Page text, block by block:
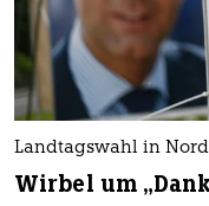
Landtagswahl in
Wirbel um